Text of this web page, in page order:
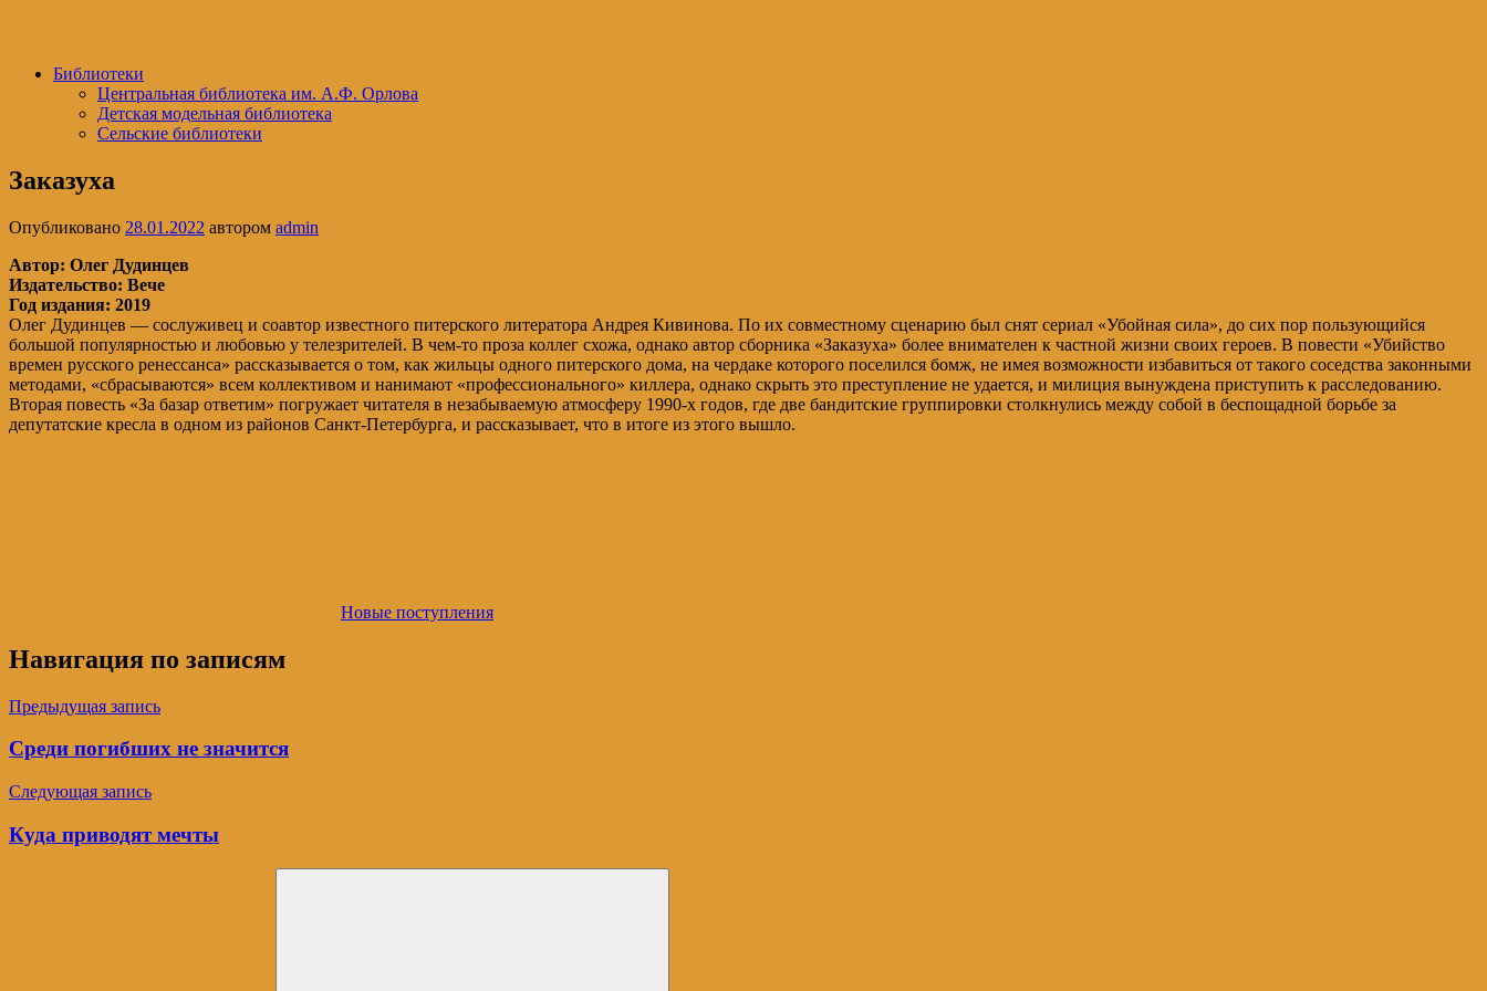
Библиотеки
Центральная библиотека им. А.Ф. Орлова
Детская модельная библиотека
Сельские библиотеки
Заказуха
Опубликовано 28.01.2022 автором admin
Автор: Олег Дудинцев
Издательство: Вече
Год издания: 2019
Олег Дудинцев — сослуживец и соавтор известного питерского литератора Андрея Кивинова. По их совместному сценарию был снят сериал «Убойная сила», до сих пор пользующийся
большой популярностью и любовью у телезрителей. В чем-то проза коллег схожа, однако автор сборника «Заказуха» более внимателен к частной жизни своих героев. В повести «Убийство
времен русского ренессанса» рассказывается о том, как жильцы одного питерского дома, на чердаке которого поселился бомж, не имея возможности избавиться от такого соседства законными
методами, «сбрасываются» всем коллективом и нанимают «профессионального» киллера, однако скрыть это преступление не удается, и милиция вынуждена приступить к расследованию.
Вторая повесть «За базар ответим» погружает читателя в незабываемую атмосферу 1990-х годов, где две бандитские группировки столкнулись между собой в беспощадной борьбе за
депутатские кресла в одном из районов Санкт-Петербурга, и рассказывает, что в итоге из этого вышло.
Новые поступления
Навигация по записям
Предыдущая запись
Среди погибших не значится
Следующая запись
Куда приводят мечты